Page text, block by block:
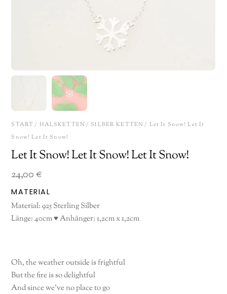
START/ HALSKETTEN /SILBER KETTEN / Let It Snow! Let It
Snow! Let It Snow!
Let It Snow! Let It Snow! Let It Snow!
24,00€
MATERIAL
Material: 925 Sterling Silber
Länge: 40cm ♥ Anhänger: 1,2cm x 1,2cm
Oh, the weather outside is frightful
But the fire is so delightful
And since we’ve no place to go